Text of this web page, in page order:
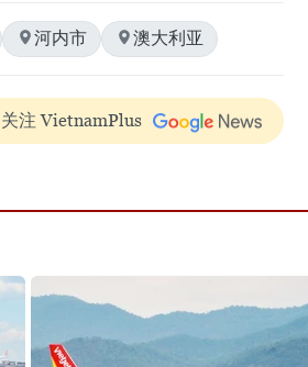
河内市 澳大利亚
关注 VietnamPlus